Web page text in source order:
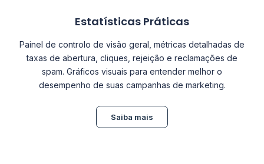
Estatísticas Práticas
Painel de controlo de visão geral, métricas detalhadas de
taxas de abertura, cliques, rejeição e reclamações de
spam. Gráficos visuais para entender melhor o
desempenho de suas campanhas de marketing.
Saiba mais